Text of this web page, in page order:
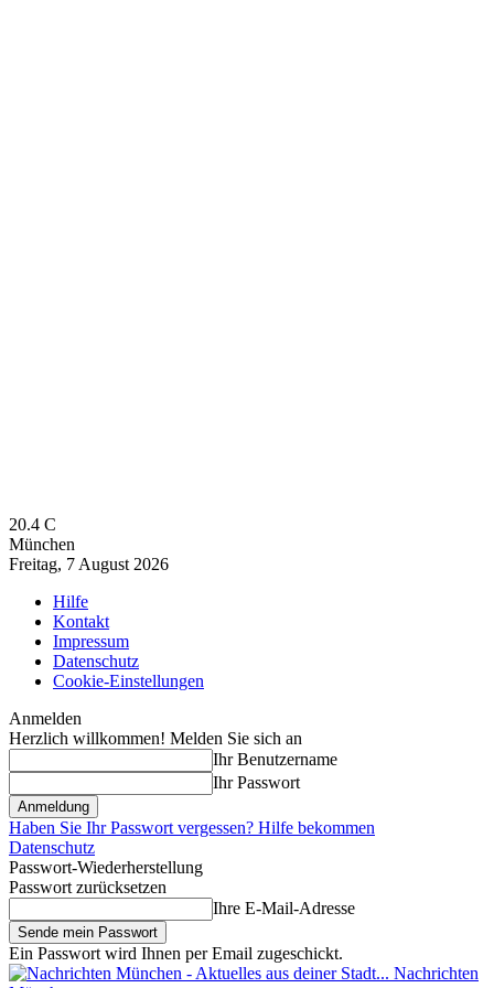
20.4 C
München
Freitag, 7 August 2026
Hilfe
Kontakt
Impressum
Datenschutz
Cookie-Einstellungen
Anmelden
Herzlich willkommen! Melden Sie sich an
Ihr Benutzername
Ihr Passwort
Haben Sie Ihr Passwort vergessen? Hilfe bekommen
Datenschutz
Passwort-Wiederherstellung
Passwort zurücksetzen
Ihre E-Mail-Adresse
Ein Passwort wird Ihnen per Email zugeschickt.
Nachrichten